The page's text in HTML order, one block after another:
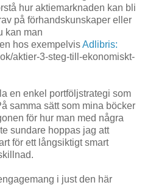
hur aktiemarknaden kan bli
på förhandskunskaper eller
kan man
hos exempelvisAdlibris:
aktier-3-steg-till-ekonomiskt-
en enkel portföljstrategi som
samma sätt som mina böcker
för hur man med några
sundare hoppas jag att
för ett långsiktigt smart
i just den här